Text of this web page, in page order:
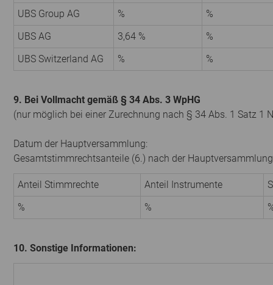
UBS Group AG
%
%
UBS AG
3,64 %
%
UBS Switzerland AG
% %
9. Bei Vollmacht gemäß § 34 Abs. 3 WpHG
(nur möglich bei einer Zurechnung nach § 34 Abs. 1 Satz 1
Datum der Hauptversammlung:
Gesamtstimmrechtsanteile (6.) nach der
Anteil Stimmrechte Anteil Instrumente
%
%
10. Sonstige Informationen: